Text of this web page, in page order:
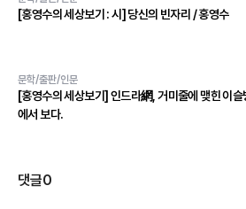
[홍영수의 세상보기 : 시] 당신의 빈자리 / 홍영수
문학/출판/인문
[홍영수의 세상보기] 인드라網, 거미줄에 맺힌 이슬
에서 보다.
댓글0